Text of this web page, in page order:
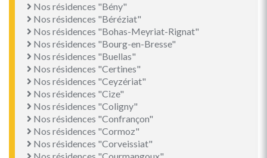
Nos résidences "Bény"
Nos résidences "Béréziat"
Nos résidences "Bohas-Meyriat-Rignat"
Nos résidences "Bourg-en-Bresse"
Nos résidences "Buellas"
Nos résidences "Certines"
Nos résidences "Ceyzériat"
Nos résidences "Cize"
Nos résidences "Coligny"
Nos résidences "Confrançon"
Nos résidences "Cormoz"
Nos résidences "Corveissiat"